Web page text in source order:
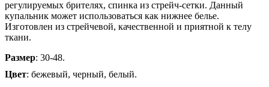
регулируемых брителях, спинка из стрейч-сетки. Данный
купальник может использоваться как нижнее белье.
Изготовлен из стрейчевой, качественной и приятной к телу
ткани.
Размер: 30-48.
Цвет: бежевый, черный, белый.